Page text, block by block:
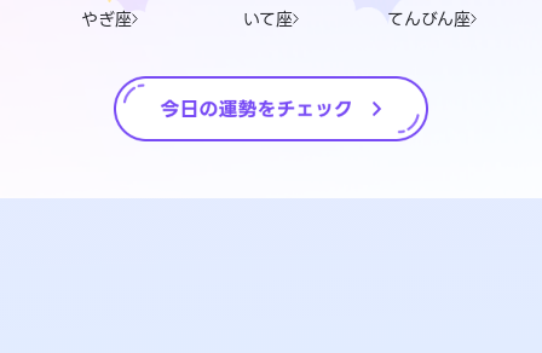
やぎ座 いて座 てんびん座